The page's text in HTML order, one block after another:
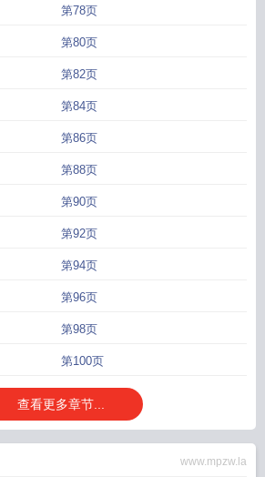
第78页
第80页
第82页
第84页
第86页
第88页
第90页
第92页
第94页
第96页
第98页
第100页
查看更多章节...
www.mpzw.la